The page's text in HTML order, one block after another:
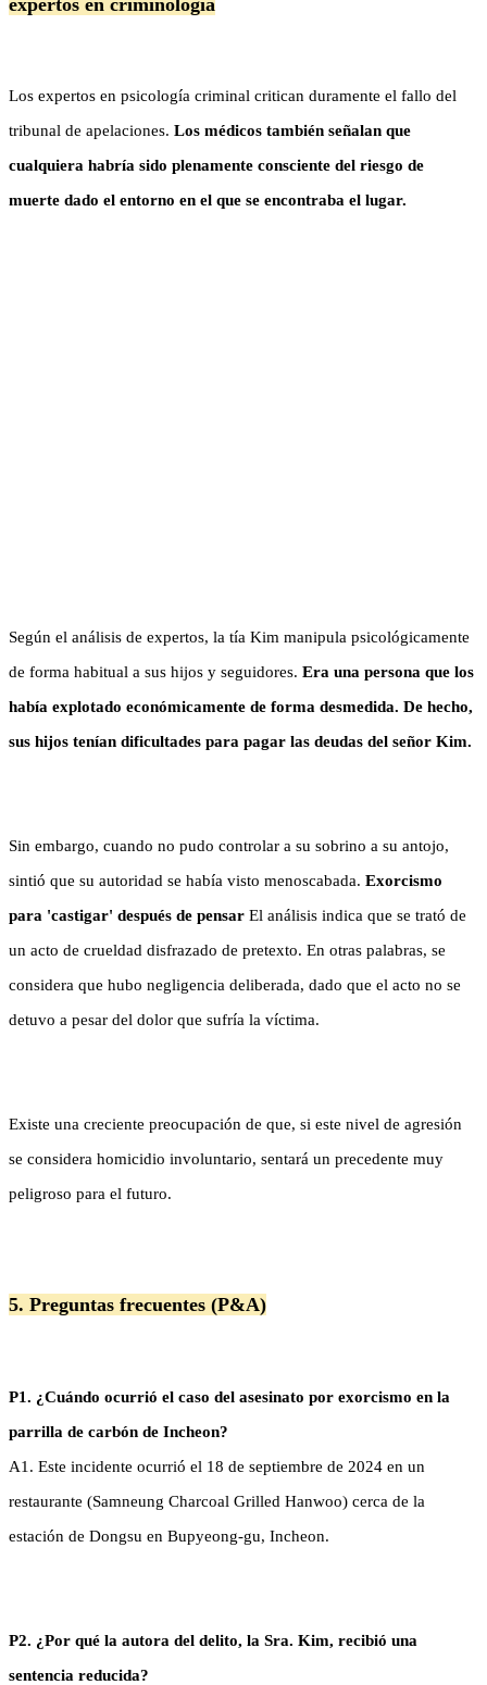
Los expertos en psicología criminal critican duramente el fallo del
tribunal de apelaciones. Los médicos también señalan que
cualquiera habría sido plenamente consciente del riesgo de
muerte dado el entorno en el que se encontraba el lugar.
Según el análisis de expertos, la tía Kim manipula psicológicamente
de forma habitual a sus hijos y seguidores. Era una persona que los
había explotado económicamente de forma desmedida. De hecho,
sus hijos tenían dificultades para pagar las deudas del señor Kim.
Sin embargo, cuando no pudo controlar a su sobrino a su antojo,
sintió que su autoridad se había visto menoscabada. Exorcismo
para 'castigar' después de pensar El análisis indica que se trató de
un acto de crueldad disfrazado de pretexto. En otras palabras, se
considera que hubo negligencia deliberada, dado que el acto no se
detuvo a pesar del dolor que sufría la víctima.
Existe una creciente preocupación de que, si este nivel de agresión
se considera homicidio involuntario, sentará un precedente muy
peligroso para el futuro.
5. Preguntas frecuentes (P&A)
P1. ¿Cuándo ocurrió el caso del asesinato por exorcismo en la
parrilla de carbón de Incheon?
A1. Este incidente ocurrió el 18 de septiembre de 2024 en un
restaurante (Samneung Charcoal Grilled Hanwoo) cerca de la
estación de Dongsu en Bupyeong-gu, Incheon.
P2. ¿Por qué la autora del delito, la Sra. Kim, recibió una
sentencia reducida?